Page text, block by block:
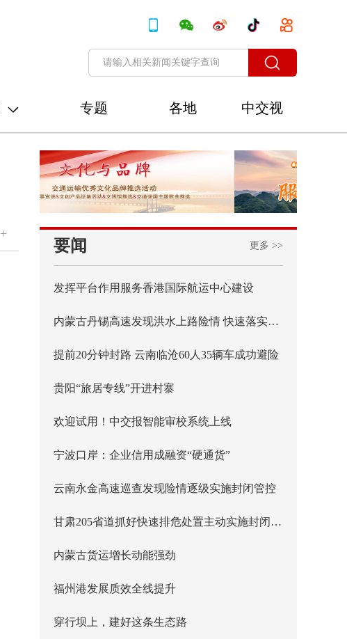
专题 各地
中交视
讯
+
要闻 更多 >>
发挥平台作用服务香港国际航运中心建设
内蒙古丹锡高速发现洪水上路险情 快速落实主线封闭管控
提前20分钟封路 云南临沧60人35辆车成功避险
贵阳“旅居专线”开进村寨
欢迎试用！中交报智能审校系统上线
宁波口岸：企业信用成融资“硬通货”
云南永金高速巡查发现险情逐级实施封闭管控
甘肃205省道抓好快速排危处置主动实施封闭管控
内蒙古货运增长动能强劲
福州港发展质效全线提升
穿行坝上，建好这条生态路